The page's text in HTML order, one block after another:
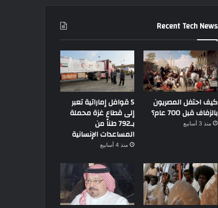
Recent Tech News
كيف احتفل المصريون
بالزفاف قبل 700 عام؟
منذ 3 أسابيع
5 قوافل إماراتية تعبر
إلى قطاع غزة محملة
بـ792 طناً من
المساعدات الإنسانية
منذ 4 أسابيع